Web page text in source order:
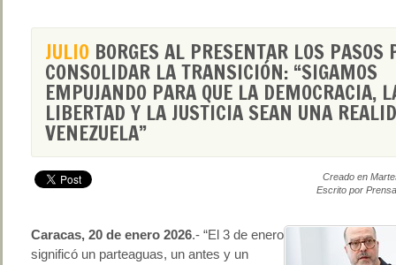
JULIO BORGES AL PRESENTAR LOS PASOS
CONSOLIDAR LA TRANSICIÓN: “SIGAMOS
EMPUJANDO PARA QUE LA DEMOCRACIA,
LIBERTAD Y LA JUSTICIA SEAN UNA
VENEZUELA”
Creado en
Escrito por
Caracas, 20 de enero 2026.- “El 3 de enero
significó un parteaguas, un antes y un